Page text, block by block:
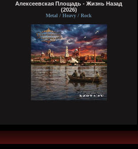
Алексеевская Площадь - Жизнь Назад
(2026)
Metal / Heavy / Rock